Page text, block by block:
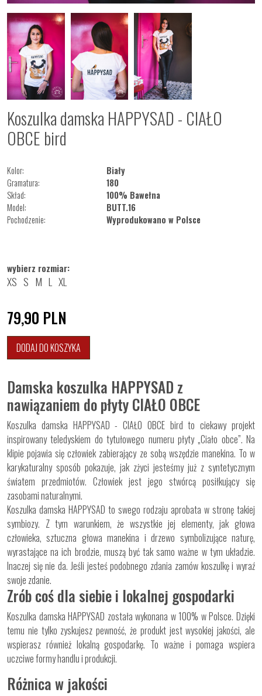
Koszulka damska HAPPYSAD - CIAŁO
OBCE bird
Kolor:
Biały
Gramatura:
180
Skład:
100% Bawełna
Model:
BUTT.16
Pochodzenie:
Wyprodukowano w Polsce
wybierz rozmiar:
XS S M L XL
79,90 PLN
DODAJ DO KOSZYKA
Damska koszulka HAPPYSAD z
nawiązaniem do płyty CIAŁO OBCE
Koszulka damska HAPPYSAD - CIAŁO OBCE bird to ciekawy projekt
inspirowany teledyskiem do tytułowego numeru płyty „Ciało obce”. Na
klipie pojawia się człowiek zabierający ze sobą wszędzie manekina. To w
karykaturalny sposób pokazuje, jak zżyci jesteśmy już z syntetycznym
światem przedmiotów. Człowiek jest jego stwórcą posiłkujący się
zasobami naturalnymi.
Koszulka damska HAPPYSAD to swego rodzaju aprobata w stronę takiej
symbiozy. Z tym warunkiem, że wszystkie jej elementy, jak głowa
człowieka, sztuczna głowa manekina i drzewo symbolizujące naturę,
wyrastające na ich brodzie, muszą być tak samo ważne w tym układzie.
Inaczej się nie da. Jeśli jesteś podobnego zdania zamów koszulkę i wyraź
swoje zdanie.
Zrób coś dla siebie i lokalnej gospodarki
Koszulka damska HAPPYSAD została wykonana w 100% w Polsce. Dzięki
temu nie tylko zyskujesz pewność, że produkt jest wysokiej jakości, ale
wspierasz również lokalną gospodarkę. To ważne i pomaga wspiera
uczciwe formy handlu i produkcji.
Różnica w jakości